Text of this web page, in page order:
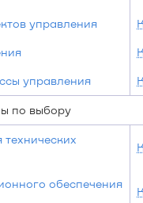
управления
управления
по выбору
обеспечения